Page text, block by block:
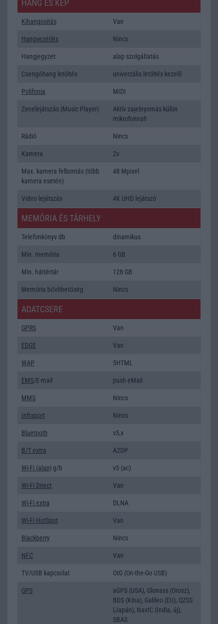
HANG ÉS KÉP
Kihangositás Van
Hangvezérlés Nincs
Hangjegyzet alap szolgáltatás
Csengőhang letöltés univerzális letöltés kezelõ
Polifonia MIDI
Zenelejátszás (Music Player)
Aktív zajelnyomás külön
mikrofonnal!
Rádió Nincs
Kamera 2x
Max. kamera felbontás (több
kamera esetén)
48 Mpixel
Video lejátszás 4K UHD lejátszó
MEMÓRIA ÉS TÁRHELY
Telefonkönyv db dinamikus
Min. memória 6 GB
Min. háttértár 128 GB
Memória bővíthetőség Nincs
ADATCSERE
GPRS Van
EDGE Van
WAP 5HTML
EMS/E-mail push eMail
MMS Nincs
Infraport Nincs
Bluetooth v5,x
B/T extra A2DP
Wi-Fi (alap) g/b v5 (ac)
Wi-Fi Direct Van
Wi-Fi extra DLNA
Wi-Fi HotSpot Van
Blackberry Nincs
NFC Van
TV/USB kapcsolat OtG (On-the-Go USB)
GPS
aGPS (USA), Glonass (Orosz),
BDS (Kína), Galileo (EU), QZSS
(Japán), NavIC (India, új),
SBAS